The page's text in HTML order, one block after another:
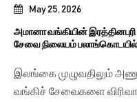
May 25, 2026
அமானா வங்கியின்
சேவை நிலையம் பலாங்கொடயில்
இலங்கை முழுவதிலும்
வங்கிச் சேவைகளை